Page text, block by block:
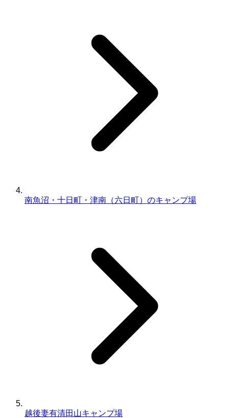
南魚沼・十日町・津南（六日町）のキャンプ場
越後妻有清田山キャンプ場